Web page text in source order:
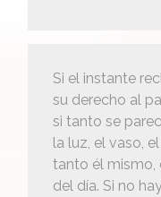
Si el instante
su derecho al
si tanto se
la luz, el vaso,
tanto él mismo,
del día. Si no